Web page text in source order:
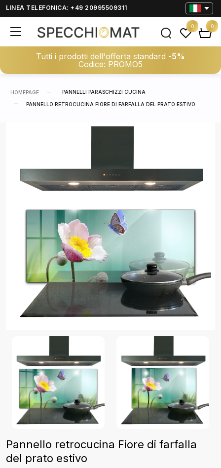
LINEA TELEFONICA: +49 20995509311
Tutti i prodotti dell'offerta standard -5%
Codice: PROMO5
0 0
HOMEPAGE PANNELLI PARASCHIZZI CUCINA
PANNELLO RETROCUCINA FIORE DI FARFALLA DEL PRATO ESTIVO
Pannello retrocucina Fiore di farfalla
del prato estivo